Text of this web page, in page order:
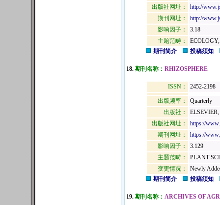
出版社网址：
http://
期刊网址：
http://
影响因子：
3.18
主题范畴：
期刊简介
投稿须知
18. 期刊名称： RHIZOSPHERE
ISSN： 2452-2198
出版频率：
Quarterly
出版社：
出版社网址：
https://
期刊网址：
https://
影响因子：
3.129
主题范畴：
PLANT
变更情况：
Newly
期刊简介
投稿须知
19. 期刊名称： ARCHIVES OF